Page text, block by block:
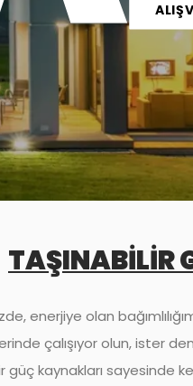
TAŞINABİLİR
enerjiye olan
çalışıyor olun, ister
güç kaynakları sayesinde